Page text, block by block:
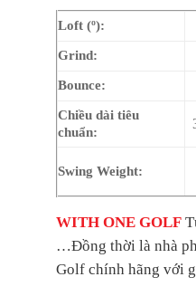
Loft (º):
Grind:
Bounce:
Chiều dài tiêu
chuẩn:
Swing Weight:
WITH ONE GOLF
…Đồng thời là nhà
Golf chính hãng với